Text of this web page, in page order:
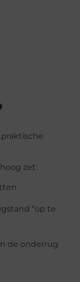
zet:
“op te
de onderrug